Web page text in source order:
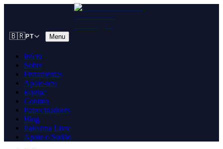
🇧🇷PT Menu
Início
Sobre
Ferramentas
Apoie-nos
Equipe
Contato
Patrocinadores
Blog
Palestina Livre
Apoie o Sudão